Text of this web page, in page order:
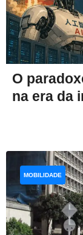
O
na era da
MOBILIDADE